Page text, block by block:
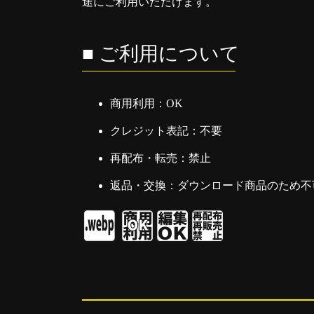
■ ご利用について
商用利用：OK
クレジット表記：不要
再配布・転売：禁止
返品・交換：ダウンロード商品のため不